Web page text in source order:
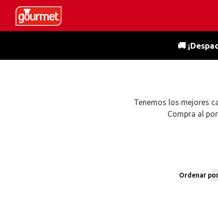
🚚
Tenemos los mejores
Compra al
Ordenar